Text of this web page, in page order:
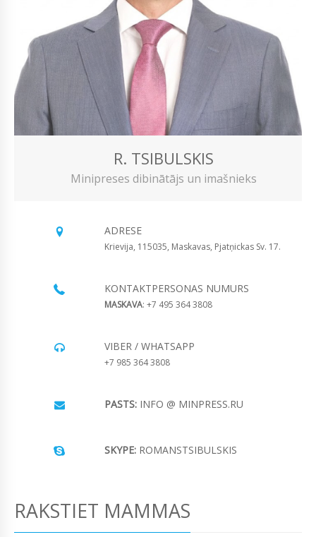
R. TSIBULSKIS
Minipreses dibinātājs un imašnieks
ADRESE
Krievija, 115035, Maskavas, Pjatņickas Sv. 17.
KONTAKTPERSONAS NUMURS
MASKAVA: +7 495 364 3808
VIBER / WHATSAPP
+7 985 364 3808
PASTS: INFO @ MINPRESS.RU
SKYPE: ROMANSTSIBULSKIS
RAKSTIET MAMMAS